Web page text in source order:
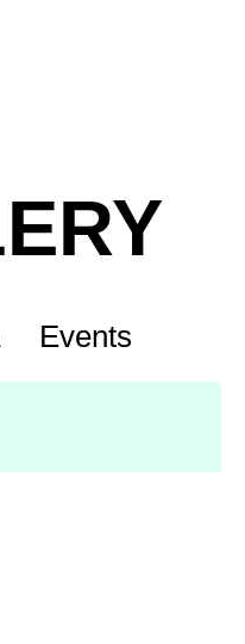
Events